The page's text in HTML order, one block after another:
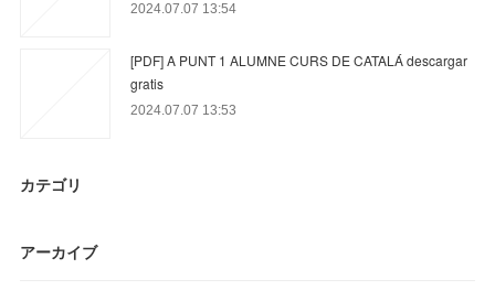
2024.07.07 13:54
[PDF] A PUNT 1 ALUMNE CURS DE CATALÁ descargar
gratis
2024.07.07 13:53
カテゴリ
アーカイブ